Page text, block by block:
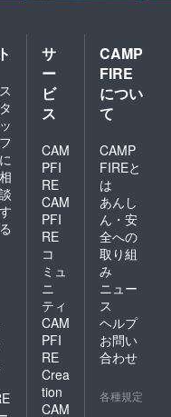
ス
タ
ッ
フ
に
相
談
す
る
サ
ー
ビ
ス
CAM
PFI
RE
CAM
PFI
RE
コ
ミュ
ニ
ティ
CAM
PFI
RE
Crea
tion
CAM
CAMP
FIRE
につい
て
CAMP
FIREと
は
あんし
ん・安
全への
取り組
み
ニュー
ス
ヘルプ
お問い
合わせ
各種規定